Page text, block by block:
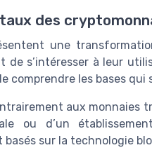
des
une
de s’intéresser à leur
comprendre les bases
aux monnaies
ou d’un
sur la technologie